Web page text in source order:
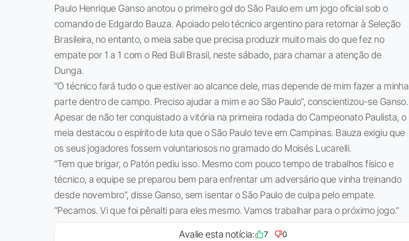
Paulo Henrique Ganso anotou o primeiro gol do São Paulo em um jogo oficial sob o
comando de Edgardo Bauza. Apoiado pelo técnico argentino para retornar à Seleção
Brasileira, no entanto, o meia sabe que precisa produzir muito mais do que fez no
empate por 1 a 1 com o Red Bull Brasil, neste sábado, para chamar a atenção de
Dunga.
“O técnico fará tudo o que estiver ao alcance dele, mas depende de mim fazer a minha
parte dentro de campo. Preciso ajudar a mim e ao São Paulo”, conscientizou-se Ganso.
Apesar de não ter conquistado a vitória na primeira rodada do Campeonato Paulista, o
meia destacou o espírito de luta que o São Paulo teve em Campinas. Bauza exigiu que
os seus jogadores fossem voluntariosos no gramado do Moisés Lucarelli.
“Tem que brigar, o Patón pediu isso. Mesmo com pouco tempo de trabalhos físico e
técnico, a equipe se preparou bem para enfrentar um adversário que vinha treinando
desde novembro”, disse Ganso, sem isentar o São Paulo de culpa pelo empate.
“Pecamos. Vi que foi pênalti para eles mesmo. Vamos trabalhar para o próximo jogo.”
Avalie esta notícia: 7 0